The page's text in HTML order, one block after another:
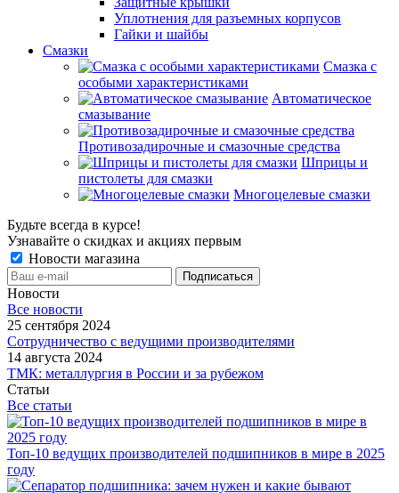
Уплотнения для разъемных корпусов
Гайки и шайбы
Смазки
Смазка с
особыми характеристиками
Автоматическое
смазывание
Противозадирочные и смазочные средства
Шприцы и
пистолеты для смазки
Многоцелевые смазки
Будьте всегда в курсе!
Узнавайте о скидках и акциях первым
Новости магазина
Новости
Все новости
25 сентября 2024
Сотрудничество с ведущими производителями
14 августа 2024
ТМК: металлургия в России и за рубежом
Статьи
Все статьи
Топ-10 ведущих производителей подшипников в мире в 2025
году